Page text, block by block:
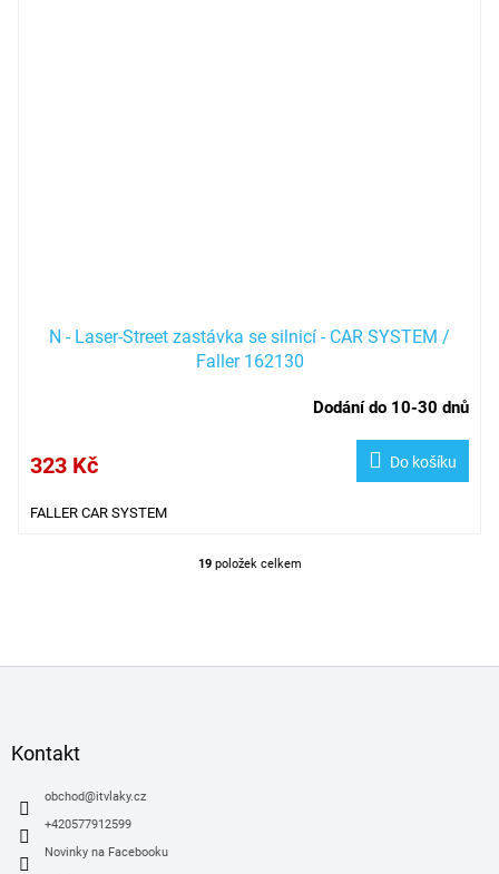
N - Laser-Street zastávka se silnicí - CAR SYSTEM /
Faller 162130
Dodání do 10-30 dnů
323 Kč Do košíku
FALLER CAR SYSTEM
O
19položek celkem
Kontakt
obchod@itvlaky.cz
+420577912599
Novinky na Facebooku